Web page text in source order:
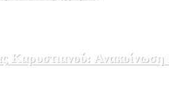
Ανακοίνωση